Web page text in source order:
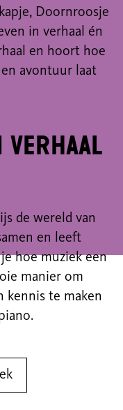
Doornroosje
in verhaal én
en hoort hoe
avontuur laat
verhaal
de wereld van
en leeft
hoe muziek een
manier om
kennis te maken